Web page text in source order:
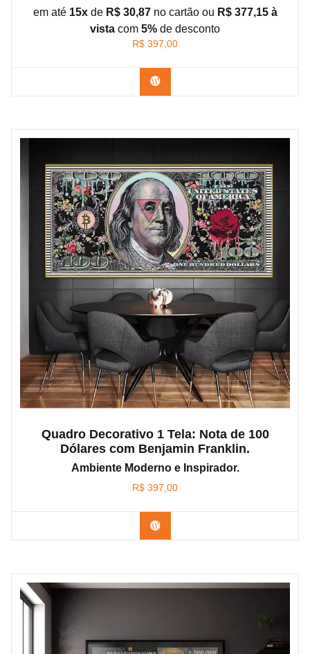
em até 15xde R$ 30,87no cartão ou R$ 377,15 à
vista com 5% de desconto
R$ 397,00
Confira os modelos
Quadro Decorativo 1 Tela: Nota de 100
Dólares com Benjamin Franklin.
Ambiente Moderno e Inspirador.
R$ 397,00
Confira os modelos